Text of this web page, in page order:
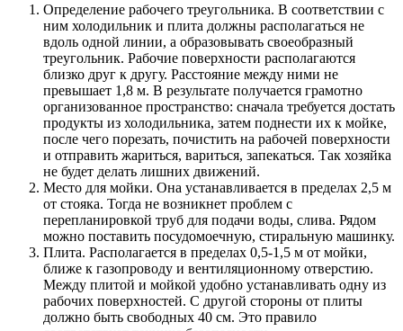
Определение рабочего треугольника. В соответствии с
ним холодильник и плита должны располагаться не
вдоль одной линии, а образовывать своеобразный
треугольник. Рабочие поверхности располагаются
близко друг к другу. Расстояние между ними не
превышает 1,8 м. В результате получается грамотно
организованное пространство: сначала требуется достать
продукты из холодильника, затем поднести их к мойке,
после чего порезать, почистить на рабочей поверхности
и отправить жариться, вариться, запекаться. Так хозяйка
не будет делать лишних движений.
Место для мойки. Она устанавливается в пределах 2,5 м
от стояка. Тогда не возникнет проблем с
перепланировкой труб для подачи воды, слива. Рядом
можно поставить посудомоечную, стиральную машинку.
Плита. Располагается в пределах 0,5-1,5 м от мойки,
ближе к газопроводу и вентиляционному отверстию.
Между плитой и мойкой удобно устанавливать одну из
рабочих поверхностей. С другой стороны от плиты
должно быть свободных 40 см. Это правило